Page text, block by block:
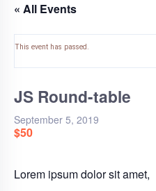
« All Events
This event has passed.
JS Round-table
September 5, 2019
$50
Lorem ipsum dolor sit amet,